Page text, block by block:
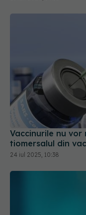
Vaccinurile nu vor
tiomersalul din
24 iul 2025, 10:38